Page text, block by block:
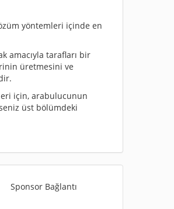
yöntemleri içinde en
amacıyla tarafları bir
üretmesini ve
için, arabulucunun
üst bölümdeki
Sponsor Bağlantı